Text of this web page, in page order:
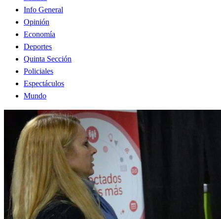
Info General
Opinión
Economía
Deportes
Quinta Sección
Policiales
Espectáculos
Mundo